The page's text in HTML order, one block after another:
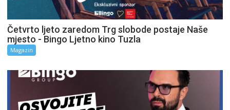
Četvrto ljeto zaredom Trg slobode postaje Naše
mjesto - Bingo Ljetno kino Tuzla
Magazin